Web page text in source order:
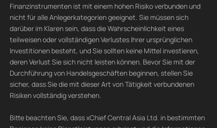
Finanzinstrumenten ist mit einem hohen Risiko verbunden und
nicht für alle Anlegerkategorien geeignet. Sie müssen sich
darüber im Klaren sein, dass die Wahrscheinlichkeit eines
teilweisen oder vollständigen Verlustes Ihrer ursprünglichen
Investitionen besteht, und Sie sollten keine Mittel investieren,
deren Verlust Sie sich nicht leisten können. Bevor Sie mit der
Durchführung von Handelsgeschäften beginnen, stellen Sie
sicher, dass Sie die mit dieser Art von Tätigkeit verbundenen
Risiken vollständig verstehen.
Bitte beachten Sie, dass xChief Central Asia Ltd. in bestimmten